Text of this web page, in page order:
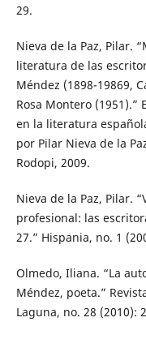
29.
Nieva de la Paz, Pilar.
literatura de las
Méndez (1898-19869,
Rosa Montero (1951).”
en la literatura
por Pilar Nieva de la
Rodopi, 2009.
Nieva de la Paz, Pilar.
profesional: las
27.” Hispania, no. 1
Olmedo, Iliana. “La
Méndez, poeta.”
Laguna, no. 28 (2010):